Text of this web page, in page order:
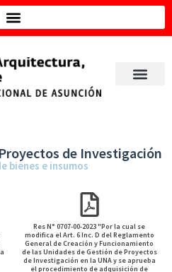
de Investigación
bienes e insumos
Res N° 0707-00-2023 "Por la cual se
modifica el Art. 6 Inc. D del Reglamento
General de Creación y Funcionamiento
de las Unidades de Gestión de Proyectos
de Investigación en la UNA y se aprueba
el procedimiento de adquisición de